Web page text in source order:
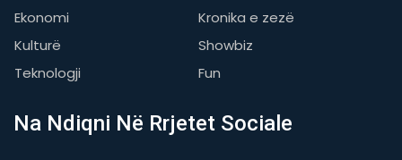
Ekonomi
Kronika e zezë
Kulturë
Showbiz
Teknologji
Fun
Na Ndiqni Në Rrjetet Sociale